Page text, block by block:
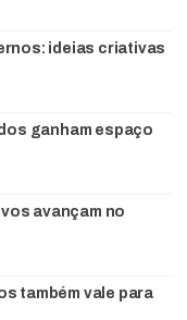
ideias criativas
ganham espaço
avançam no
também vale para